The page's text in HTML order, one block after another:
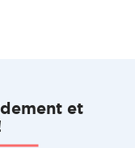
et